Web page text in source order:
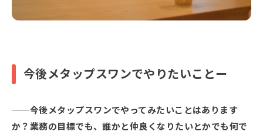
今後メタップスワンでやりたいことー
今後メタップスワンでやってみたいことはあります
か？業務の目標でも、誰かと仲良くなりたいとかでも何で